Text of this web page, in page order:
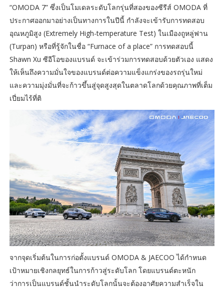
“OMODA 7” ซึ่งเป็นโมเดลระดับโลกรุ่นที่สองของซีรีส์ OMODA ที่
ประกาศออกมาอย่างเป็นทางการในปีนี้ กำลังจะเข้ารับการทดสอบ
อุณหภูมิสูง (Extremely High-temperature Test) ในเมืองถูหลู่ฟาน
(Turpan) หรือที่รู้จักในชื่อ “Furnace of a place” การทดสอบนี้
Shawn Xu ซีอีโอของแบรนด์ จะเข้าร่วมการทดสอบด้วยตัวเอง แสดง
ให้เห็นถึงความมั่นใจของแบรนด์ต่อความแข็งแกร่งของรถรุ่นใหม่
และความมุ่งมั่นที่จะก้าวขึ้นสู่จุดสูงสุดในตลาดโลกด้วยคุณภาพที่เต็ม
เปี่ยมไร้ที่ติ
จากจุดเริ่มต้นในการก่อตั้งแบรนด์ OMODA & JAECOO ได้กำหนด
เป้าหมายเชิงกลยุทธ์ในการก้าวสู่ระดับโลก โดยแบรนด์ตะหนัก
ว่าการเป็นแบรนด์ชั้นนำระดับโลกนั้นจะต้องอาศัยความสำเร็จใน